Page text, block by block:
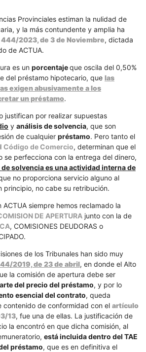
Provinciales estiman la nulidad de
y la más contundente y amplia ha
2023, de 3 de Noviembre, dictada
de ACTUA.
es un porcentajeque oscila del 0,50%
del préstamo hipotecario, que las
exigen abusivamente a los
un préstamo.
justifican por realizar supuestas
y análisis de solvencia, que son
de cualquier préstamo. Pero tanto el
Código de Comercio, determinan que el
se perfecciona con la entrega del dinero,
solvencia es una actividad interna de
no proporciona servicio alguno al
principio, no cabe su retribución.
ACTUA siempre hemos reclamado la
DE APERTURA junto con la de
, COMISIONES DEUDORAS o
de los Tribunales han sido muy
44/2019, de 23 de abril, en donde el Alto
la comisión de apertura debe ser
del precio del préstamo, y por lo
esencial del contrato, queda
contenido de conformidad con el artículo
13, fue una de ellas. La justificación de
la encontró en que dicha comisión, al
está incluida dentro del TAE
préstamo, que es en definitiva el